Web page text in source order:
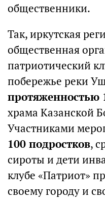
общественники.
Так, иркутская
общественная
патриотический
побережье реки
протяженностью
храма Казанской
Участниками
100 подростков,
сироты и дети
клубе «Патриот»
своему городу и